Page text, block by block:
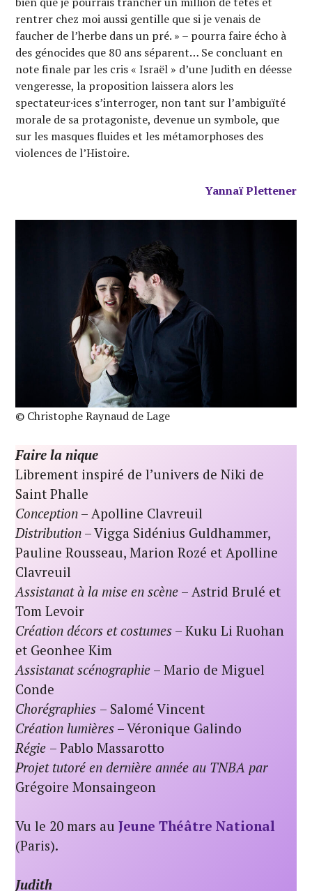
rentrer chez moi aussi gentille que si je venais de
faucher de l’herbe dans un pré. » – pourra faire écho à
des génocides que 80 ans séparent… Se concluant en
note finale par les cris « Israël » d’une Judith en déesse
vengeresse, la proposition laissera alors les
spectateur·ices s’interroger, non tant sur l’ambiguïté
morale de sa protagoniste, devenue un symbole, que
sur les masques fluides et les métamorphoses des
violences de l’Histoire.
Yannaï Plettener
© Christophe Raynaud de Lage
Faire la nique
Librement inspiré de l’univers de Niki de
Saint Phalle
Conception – Apolline Clavreuil
Distribution – Vigga Sidénius Guldhammer,
Pauline Rousseau, Marion Rozé et Apolline
Clavreuil
Assistanat à la mise en scène – Astrid Brulé et
Tom Levoir
Création décors et costumes – Kuku Li Ruohan
et Geonhee Kim
Assistanat scénographie – Mario de Miguel
Conde
Chorégraphies – Salomé Vincent
Création lumières – Véronique Galindo
Régie – Pablo Massarotto
Projet tutoré en dernière année au TNBA par
Grégoire Monsaingeon
Vu le 20 mars auJeune Théâtre National
(Paris).
Judith